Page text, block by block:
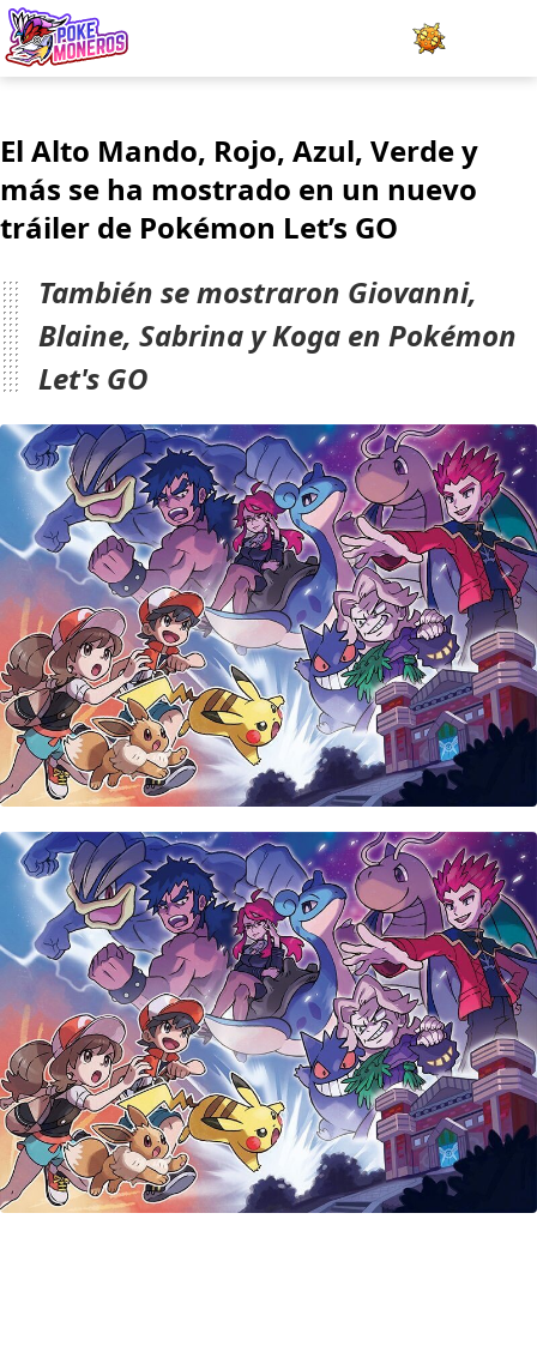
Minijuegos
Pokédex
Team Builder
Tabla de Tipos
Noticias
LOGIN
El Alto Mando, Rojo, Azul, Verde y
más se ha mostrado en un nuevo
tráiler de Pokémon Let’s GO
También se mostraron Giovanni,
Blaine, Sabrina y Koga en Pokémon
Let's GO